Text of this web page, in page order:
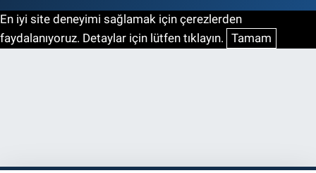
En iyi site deneyimi sağlamak için çerezlerden
faydalanıyoruz. Detaylar için lütfen tıklayın. Tamam